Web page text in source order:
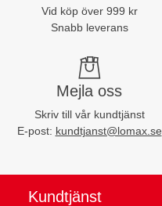
Vid köp över 999 kr
Snabb leverans
Mejla oss
Skriv till vår kundtjänst
E-post: kundtjanst@lomax.se
Kundtjänst